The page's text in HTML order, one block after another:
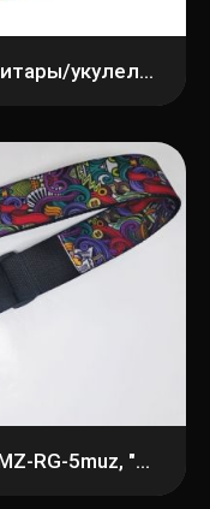
Ремень для классической гитары/укулеле MEZZO MZ-RGU-40et5, тесьма этнос-5
Ремень для гитары MEZZO MZ-RG-5muz, "музыка"